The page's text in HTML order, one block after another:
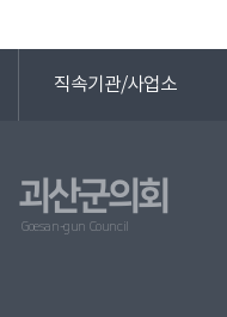
직속기관/사업소
괴산군의회
Goesan-gun Council